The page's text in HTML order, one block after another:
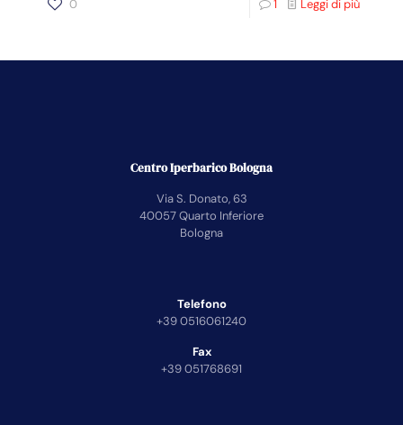
0 1 Leggi di più
Centro Iperbarico Bologna
Via S. Donato, 63
40057 Quarto Inferiore
Bologna
Telefono
+39 0516061240
Fax
+39 051768691